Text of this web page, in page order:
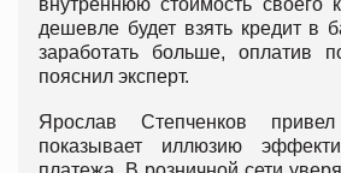
дешевле будет взять кредит в
заработать больше, оплатив
пояснил эксперт.
Ярослав Степченков
показывает иллюзию